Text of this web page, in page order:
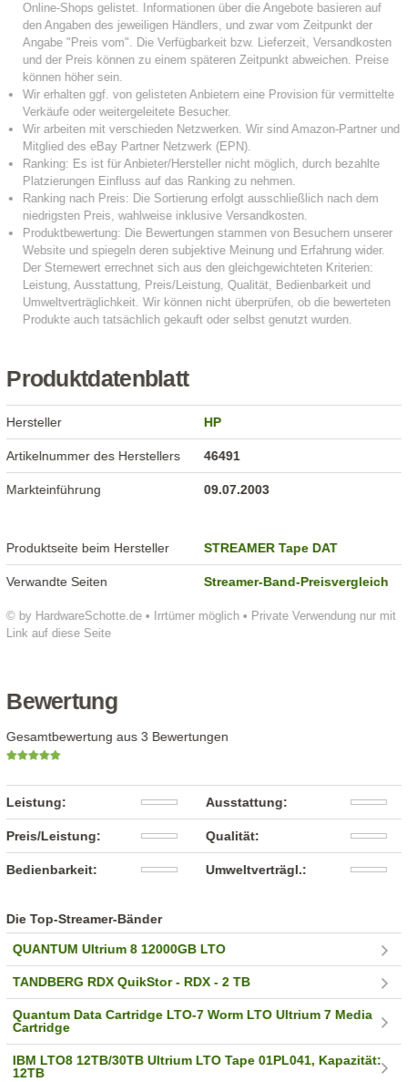
Produktdatenblatt
© by HardwareSchotte.de • Irrtümer möglich • Private Verwendung nur mit
Link auf diese Seite
Hersteller HP
Artikelnummer des Herstellers 46491
Markteinführung 09.07.2003
Produktseite beim Hersteller STREAMER Tape DAT
Verwandte Seiten Streamer-Band-Preisvergleich
Bewertung
Gesamtbewertung aus 3 Bewertungen
Leistung: Ausstattung:
Preis/Leistung: Qualität:
Bedienbarkeit: Umweltverträgl.:
Die Top-Streamer-Bänder
QUANTUM Ultrium 8 12000GB LTO
TANDBERG RDX QuikStor - RDX - 2 TB
Quantum Data Cartridge LTO-7 Worm LTO Ultrium 7 Media
Cartridge
IBM LTO8 12TB/30TB Ultrium LTO Tape 01PL041, Kapazität:
12TB